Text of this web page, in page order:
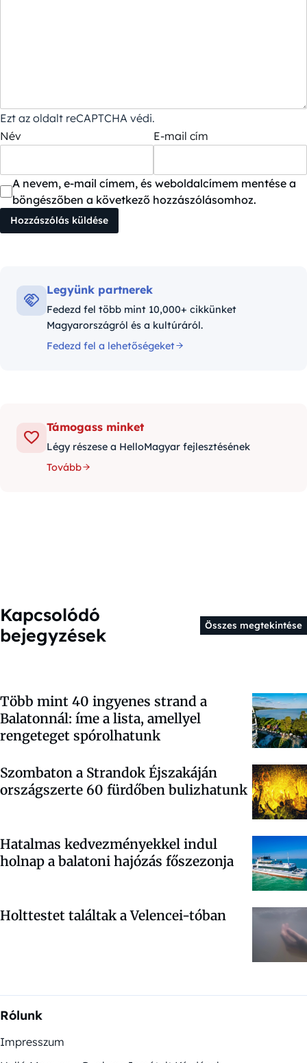
Ezt az oldalt reCAPTCHA védi.
Név
E-mail cím
A nevem, e-mail címem, és weboldalcímem mentése a
böngészőben a következő hozzászólásomhoz.
Legyünk partnerek
Fedezd fel több mint 10,000+ cikkünket
Magyarországról és a kultúráról.
Fedezd fel a lehetőségeket
Támogass minket
Légy részese a HelloMagyar fejlesztésének
Tovább
Kapcsolódó
bejegyzések
Összes megtekintése
Több mint 40 ingyenes strand a
Balatonnál: íme a lista, amellyel
rengeteget spórolhatunk
Szombaton a Strandok Éjszakáján
országszerte 60 fürdőben bulizhatunk
Hatalmas kedvezményekkel indul
holnap a balatoni hajózás főszezonja
Holttestet találtak a Velencei-tóban
Rólunk
Impresszum